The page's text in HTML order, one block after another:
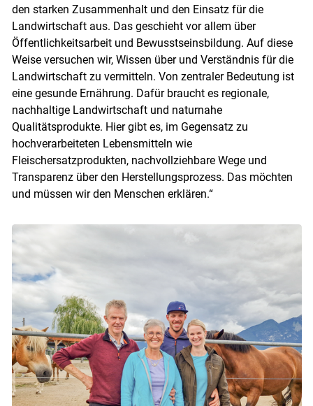
den starken Zusammenhalt und den Einsatz für die
Landwirtschaft aus. Das geschieht vor allem über
Öffentlichkeitsarbeit und Bewusstseinsbildung. Auf diese
Weise versuchen wir, Wissen über und Verständnis für die
Landwirtschaft zu vermitteln. Von zentraler Bedeutung ist
eine gesunde Ernährung. Dafür braucht es regionale,
nachhaltige Landwirtschaft und naturnahe
Qualitätsprodukte. Hier gibt es, im Gegensatz zu
hochverarbeiteten Lebensmitteln wie
Fleischersatzprodukten, nachvollziehbare Wege und
Transparenz über den Herstellungsprozess. Das möchten
und müssen wir den Menschen erklären.“